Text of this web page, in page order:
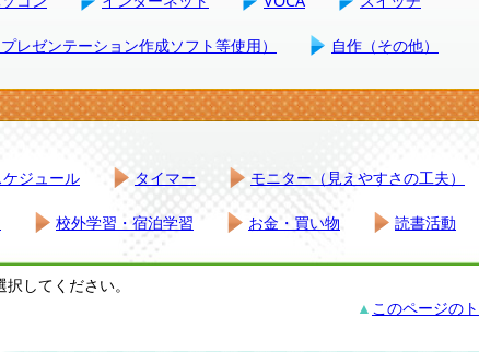
レゼンテーション作成ソフト等使用） 自作（その他）
ケジュール タイマー モニター（見えやすさの工夫）
校外学習・宿泊学習 お金・買い物 読書活動
してください。
▲ このページの